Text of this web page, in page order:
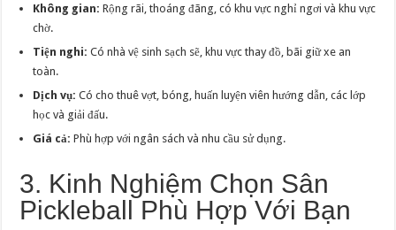
Không gian: Rộng rãi, thoáng đãng, có khu vực nghỉ ngơi và khu vực
chờ.
Tiện nghi: Có nhà vệ sinh sạch sẽ, khu vực thay đồ, bãi giữ xe an
toàn.
Dịch vụ: Có cho thuê vợt, bóng, huấn luyện viên hướng dẫn, các lớp
học và giải đấu.
Giá cả: Phù hợp với ngân sách và nhu cầu sử dụng.
3. Kinh Nghiệm Chọn Sân
Pickleball Phù Hợp Với Bạn